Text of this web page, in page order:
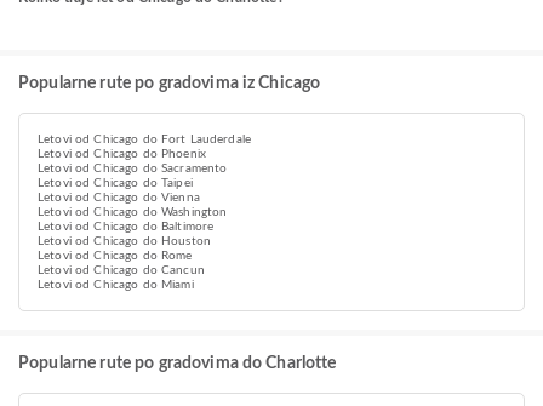
Popularne rute po gradovima iz Chicago
Letovi od Chicago do Fort Lauderdale
Letovi od Chicago do Phoenix
Letovi od Chicago do Sacramento
Letovi od Chicago do Taipei
Letovi od Chicago do Vienna
Letovi od Chicago do Washington
Letovi od Chicago do Baltimore
Letovi od Chicago do Houston
Letovi od Chicago do Rome
Letovi od Chicago do Cancun
Letovi od Chicago do Miami
Popularne rute po gradovima do Charlotte